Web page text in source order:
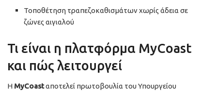
Τοποθέτηση τραπεζοκαθισμάτων χωρίς άδεια σε
ζώνες αιγιαλού
Τι είναι η πλατφόρμα MyCoast
και πώς λειτουργεί
Η MyCoastαποτελεί πρωτοβουλία του Υπουργείου